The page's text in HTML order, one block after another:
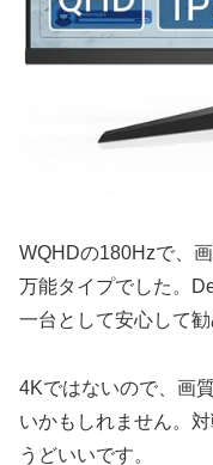
WQHDの180Hzで、
万能タイプでした。
一台として安心して勧
4Kではないので、画
いかもしれません。
うどいいです。